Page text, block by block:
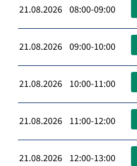
21.08.2026 08:00-09:00
21.08.2026 09:00-10:00
21.08.2026 10:00-11:00
21.08.2026 11:00-12:00
21.08.2026 12:00-13:00